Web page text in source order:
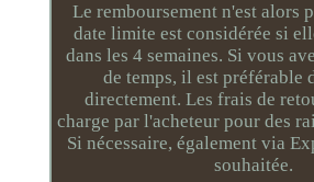
Le remboursement n'est alors
date limite est considérée si
dans les 4 semaines. Si vous
de temps, il est préférable
directement. Les frais de
charge par l'acheteur pour des
Si nécessaire, également via
souhaitée.